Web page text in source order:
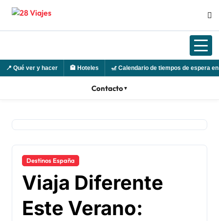
📍 Qué ver y hacer 🏨 Hoteles 🎢 Calendario de tiempos de espera
Contacto▼
Destinos España
Viaja Diferente
Este Verano: